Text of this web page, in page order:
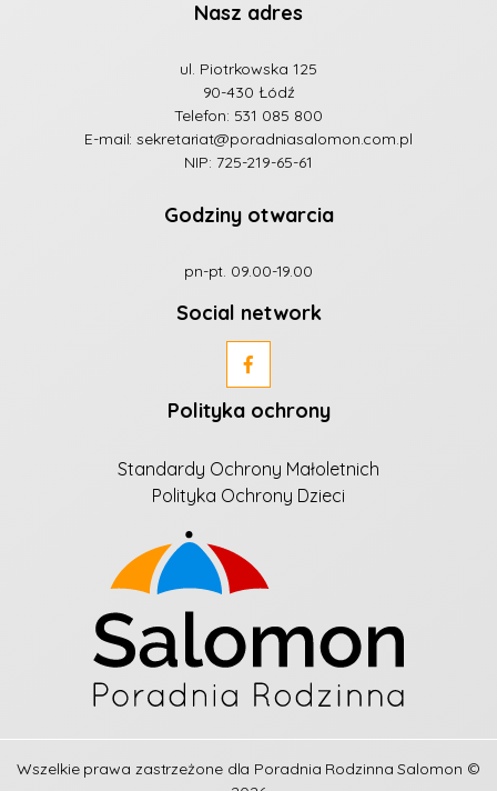
Nasz adres
ul. Piotrkowska 125
90-430 Łódź
Telefon: 531 085 800
E-mail:sekretariat@poradniasalomon.com.pl
NIP: 725-219-65-61
Godziny otwarcia
pn-pt. 09.00-19.00
Social network
Polityka ochrony
Standardy Ochrony Małoletnich
Polityka Ochrony Dzieci
Wszelkie prawa zastrzeżone dla Poradnia Rodzinna Salomon ©